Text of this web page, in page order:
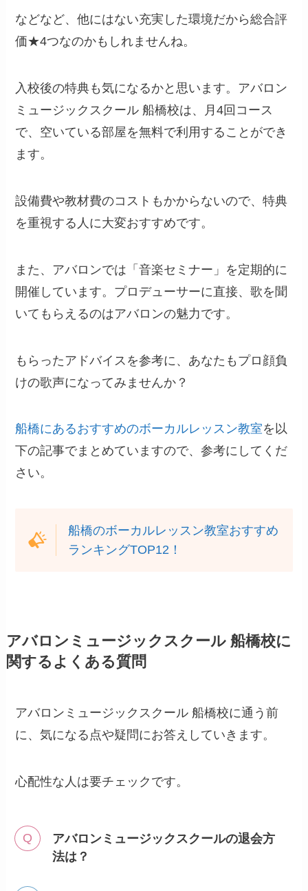
などなど、他にはない充実した環境だから総合評
価★4つなのかもしれませんね。
入校後の特典も気になるかと思います。アバロン
ミュージックスクール 船橋校は、月4回コース
で、空いている部屋を無料で利用することができ
ます。
設備費や教材費のコストもかからないので、特典
を重視する人に大変おすすめです。
また、アバロンでは「音楽セミナー」を定期的に
開催しています。プロデューサーに直接、歌を聞
いてもらえるのはアバロンの魅力です。
もらったアドバイスを参考に、あなたもプロ顔負
けの歌声になってみませんか？
船橋にあるおすすめのボーカルレッスン教室を以
下の記事でまとめていますので、参考にしてくだ
さい。
船橋のボーカルレッスン教室おすすめ
ランキングTOP12！
アバロンミュージックスクール 船橋校に
関するよくある質問
アバロンミュージックスクール 船橋校に通う前
に、気になる点や疑問にお答えしていきます。
心配性な人は要チェックです。
アバロンミュージックスクールの退会方
法は？